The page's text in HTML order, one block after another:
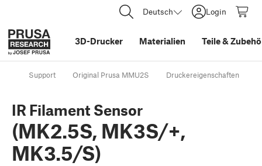
Deutsch Login
3D-Drucker Materialien Teile&
Support Original Prusa MMU2S Druckereigenschaften
IR Filament Sensor
(MK2.5S, MK3S/+,
MK3.5/S)